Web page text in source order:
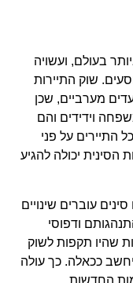
בעולם, ועשויה
מיליון נוסעים. שוק התיירות
מערביים, שכן
וידידים והם
על פני
יכולה להגיע
עוברים שינויים
ודפוסי
תקפות לשוק
ככאלה. כך עולה
החדשות